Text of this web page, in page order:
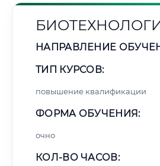
НАПРАВЛЕНИЕ
ТИП КУРСОВ:
повышение квалификации
ФОРМА ОБУЧЕНИЯ:
очно
КОЛ-ВО ЧАСОВ: